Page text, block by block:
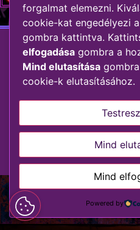
ÁSZF
forgalmat elemezni.
cookie-kat engedélyezi a
gombra kattintva.
elfogadása gombra a
Mind elutasítása
cookie-k elutasításához.
Mind
Mind
Powered by